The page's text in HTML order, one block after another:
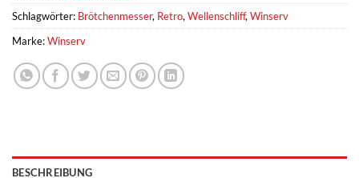
Schlagwörter: Brötchenmesser, Retro, Wellenschliff, Winserv
Marke:Winserv
BESCHREIBUNG